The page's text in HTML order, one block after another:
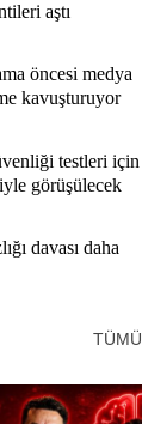
aştı
öncesi medya
kavuşturuyor
testleri için
görüşülecek
davası daha
TÜMÜ